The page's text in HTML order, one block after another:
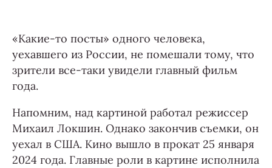
«Какие-то посты» одного человека,
уехавшего из России, не помешали тому, что
зрители все-таки увидели главный фильм
года.
Напомним, над картиной работал режиссер
Михаил Локшин. Однако закончив съемки, он
уехал в США. Кино вышло в прокат 25 января
2024 года. Главные роли в картине исполнила